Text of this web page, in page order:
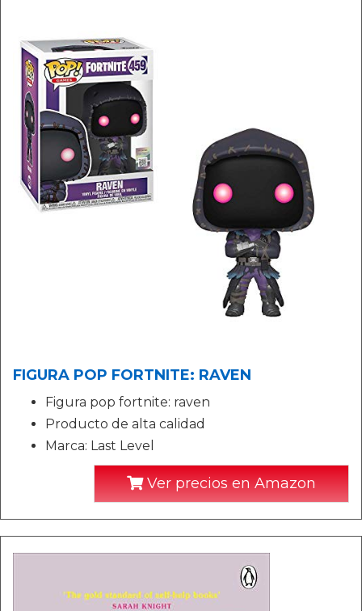
FIGURA POP FORTNITE: RAVEN
Figura pop fortnite: raven
Producto de alta calidad
Marca: Last Level
Ver precios en Amazon